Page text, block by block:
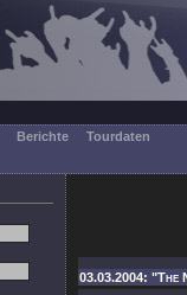
Berichte Tourdaten
03.03.2004: "The